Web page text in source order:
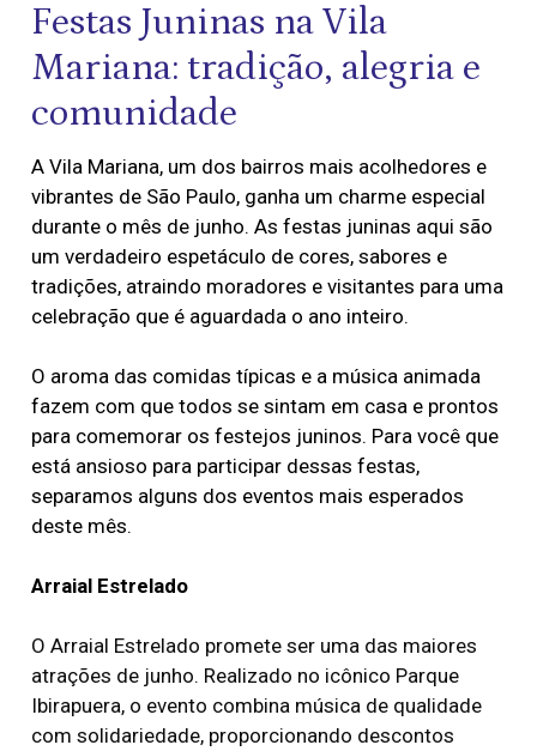
Festas Juninas na Vila
Mariana: tradição, alegria e
comunidade
A Vila Mariana, um dos bairros mais acolhedores e
vibrantes de São Paulo, ganha um charme especial
durante o mês de junho. As festas juninas aqui são
um verdadeiro espetáculo de cores, sabores e
tradições, atraindo moradores e visitantes para uma
celebração que é aguardada o ano inteiro.
O aroma das comidas típicas e a música animada
fazem com que todos se sintam em casa e prontos
para comemorar os festejos juninos. Para você que
está ansioso para participar dessas festas,
separamos alguns dos eventos mais esperados
deste mês.
Arraial Estrelado
O Arraial Estrelado promete ser uma das maiores
atrações de junho. Realizado no icônico Parque
Ibirapuera, o evento combina música de qualidade
com solidariedade, proporcionando descontos